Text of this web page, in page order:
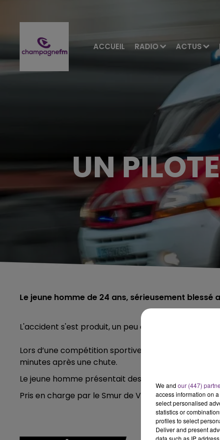
ACCUEIL RADIO ACTUS
UN
Le jeune homme de 24 ans, sérieusement
L'accident s'est produit, un peu avant 11h ce
Lors d’une compétition sportive de moto-cross, un
minutes après une chute.
Le jeune homme présentait des douleurs aux côtes.
Pris en charge par le Smur de Vouziers, il a été
We and our (447)
access information on
select personalised
statistics or
profiles to select
Deliver and present
data such as IP